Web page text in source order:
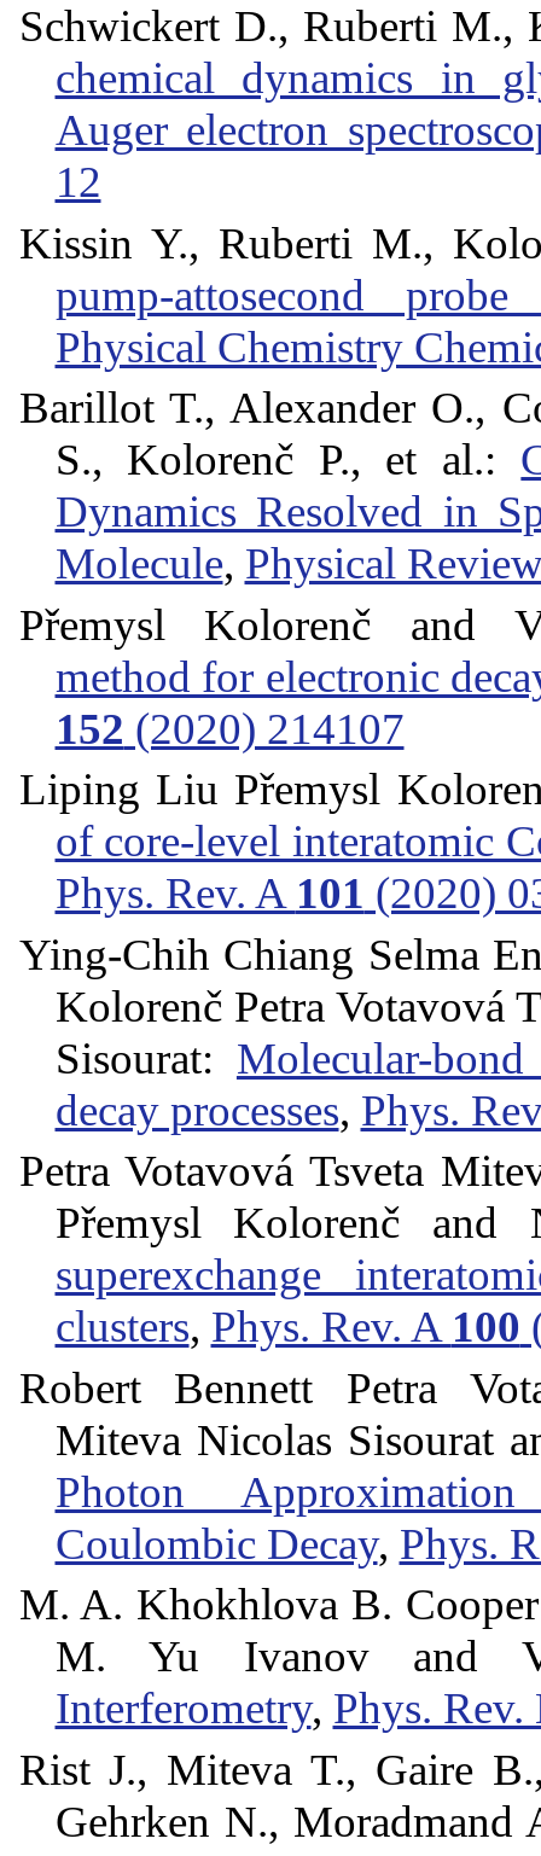
Schwickert D., Ruberti M.,
chemical dynamics in
Auger electron
12
Kissin Y., Ruberti M.,
pump-attosecond
Physical Chemistry
Barillot T., Alexander O.,
S., Kolorenč P., et al.:
Dynamics Resolved in
Molecule, Physical
Přemysl Kolorenč and
method for electronic
152 (2020) 214107
Liping Liu Přemysl
of core-level interatomic
Phys. Rev. A 101 (2020)
Ying-Chih Chiang Selma
Kolorenč Petra Votavová
Sisourat: Molecular-
decay processes, Phys.
Petra Votavová Tsveta
Přemysl Kolorenč and
superexchange
clusters, Phys. Rev. A 100
Robert Bennett Petra
Miteva Nicolas Sisourat
Photon
Coulombic Decay, Phys.
M. A. Khokhlova B.
M. Yu Ivanov and
Interferometry, Phys.
Rist J., Miteva T., Gaire
Gehrken N.,